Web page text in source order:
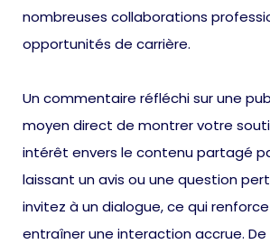
nombreuses collaborations
opportunités de carrière.
Un commentaire réfléchi sur une
moyen direct de montrer votre
intérêt envers le contenu partagé
laissant un avis ou une question
invitez à un dialogue, ce qui
entraîner une interaction accrue. De